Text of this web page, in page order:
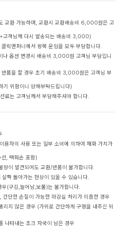
교환 가능하며, 교환시 교환배송비 6,000원은 고
객님께 다시 발송되는 배송비 3,000)
릭앤퍼니에서 왕복 운임을 모두 부담합니다.
나 옵션 변경시 배송비 3,000원 고객님 부담입니
반품을 할 경우 초기 배송비 3,000원은 고객님 부
기 위함이니 양해부탁드립니다)
료는 고객님께서 부담해주셔야 합니다.
용자의 사용 또는 일부 소비에 의하여 재화 가치가
, 택훼손 포함)
이 발견되어도 교환/반품이 불가합니다.
짝 돌아가는 현상이 있을 수 있습니다.
(구김,늘어남,보풀)는 불가합니다.
단한 손질이 가능한 마감실 처리가 미흡한 경우
리지 않은 경우 (가위로 간단하게 구멍을 내주신 뒤
나타내는 초크 자국이 남은 경우